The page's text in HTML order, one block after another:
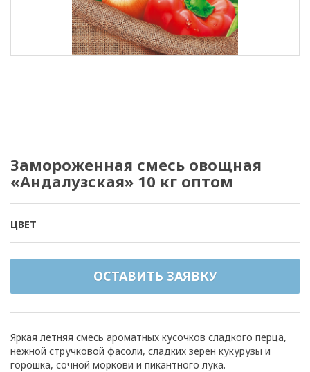
Замороженная смесь овощная
«Андалузская» 10 кг оптом
ЦВЕТ
ОСТАВИТЬ ЗАЯВКУ
Яркая летняя смесь ароматных кусочков сладкого перца,
нежной стручковой фасоли, сладких зерен кукурузы и
горошка, сочной моркови и пикантного лука.